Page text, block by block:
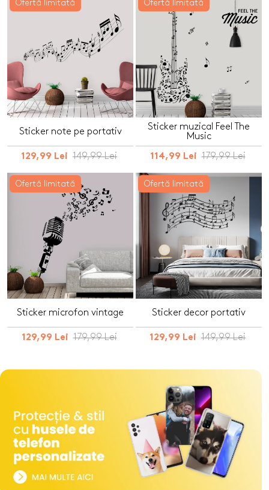
Ofertă limitată
Sticker note pe portativ
129,99 Lei 149,99 Lei
Ofertă limitată
Sticker muzical Feel The
Music
114,99 Lei 179,99 Lei
Ofertă limitată
Sticker microfon vintage
129,99 Lei 179,99 Lei
Ofertă limitată
Sticker decor portativ
129,99 Lei 149,99 Lei